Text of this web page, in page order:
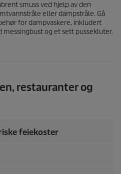
smuss ved hjelp av den
eller dampstråle. Gå
for dampvaskere, inkludert
og et sett pussekluter.
restauranter og
feiekoster